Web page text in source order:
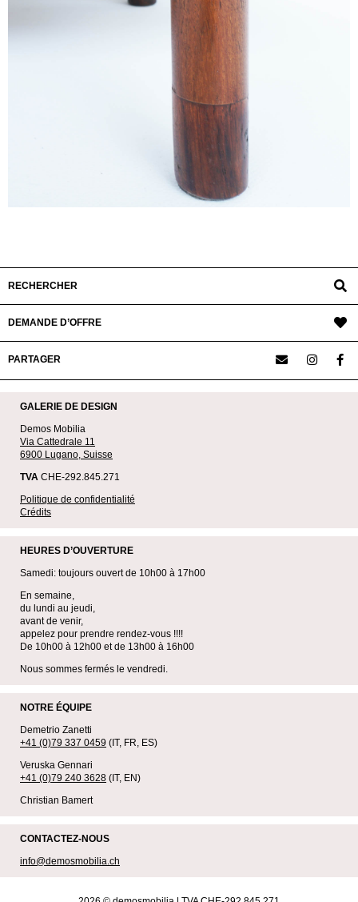
RECHERCHER
DEMANDE D’OFFRE
PARTAGER
GALERIE DE DESIGN
Demos Mobilia
Via Cattedrale 11
6900 Lugano, Suisse
TVA CHE-292.845.271
Politique de confidentialité
Crédits
HEURES D’OUVERTURE
Samedi: toujours ouvert de 10h00 à 17h00
En semaine,
du lundi au jeudi,
avant de venir,
appelez pour prendre rendez-vous !!!!
De 10h00 à 12h00 et de 13h00 à 16h00
Nous sommes fermés le vendredi.
NOTRE ÉQUIPE
Demetrio Zanetti
+41 (0)79 337 0459 (IT, FR, ES)
Veruska Gennari
+41 (0)79 240 3628 (IT, EN)
Christian Bamert
CONTACTEZ-NOUS
info@demosmobilia.ch